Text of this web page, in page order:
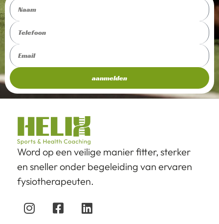
aanmelden
Word op een veilige manier fitter, sterker
en sneller onder begeleiding van ervaren
fysiotherapeuten.